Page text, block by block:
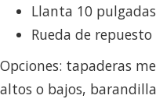
Llanta 10
Rueda de
Opciones: tapaderas
altos o bajos,